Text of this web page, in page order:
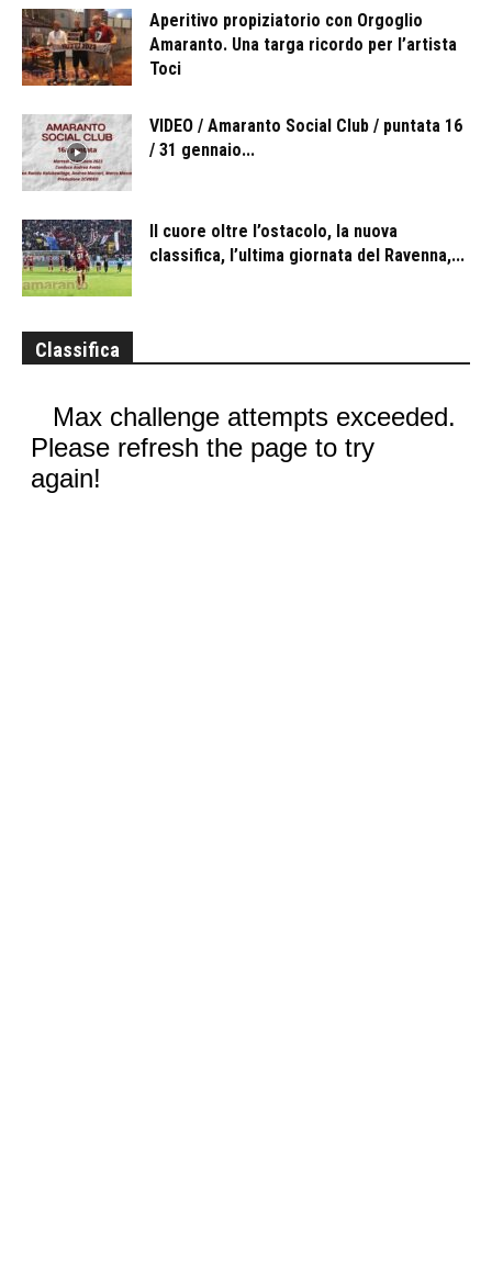
Aperitivo propiziatorio con Orgoglio
Amaranto. Una targa ricordo per l’artista
Toci
VIDEO / Amaranto Social Club / puntata 16
/ 31 gennaio...
Il cuore oltre l’ostacolo, la nuova
classifica, l’ultima giornata del Ravenna,...
Classifica